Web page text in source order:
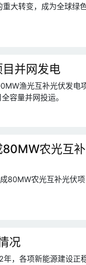
大转变，成为全球绿
并网发电
渔光互补光伏发电
容量并网投运。
80MW农光互
80MW农光互补光伏
况
，各项新能源建设正